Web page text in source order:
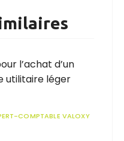
l’achat d’un
utilitaire léger
COMPTABLE VALOXY